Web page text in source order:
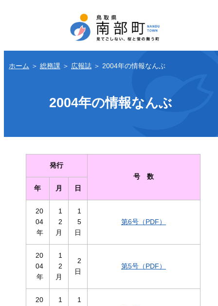
ホーム ＞ 総務課 ＞ 広報誌 ＞ 2004年の情報なんぶ
2004年の情報なんぶ
発行
号 数
年
月 日
20
04
年
1
2
月
1
5
日
第6号（PDF）
20
04
年
1
2
月
2
日
第5号（PDF）
20
1
1